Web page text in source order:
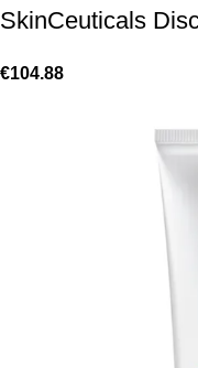
SkinCeuticals
€104.88